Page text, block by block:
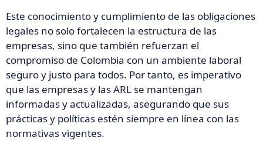
Este conocimiento y cumplimiento de las obligaciones
legales no solo fortalecen la estructura de las
empresas, sino que también refuerzan el
compromiso de Colombia con un ambiente laboral
seguro y justo para todos. Por tanto, es imperativo
que las empresas y las ARL se mantengan
informadas y actualizadas, asegurando que sus
prácticas y políticas estén siempre en línea con las
normativas vigentes.